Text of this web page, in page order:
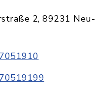
2, 89231 Neu-